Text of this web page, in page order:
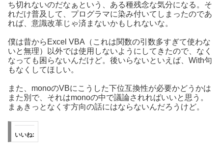
ち切れないのだなぁという、ある種残念な気分になる。そ
れだけ普及して、プログラマに染み付いてしまったのであ
れば、意識改革じゃ済まないかもしれないな。
僕は昔からExcel VBA（これは関数の引数多すぎて使わな
いと無理）以外では使用しないようにしてきたので、なく
なっても困らないんだけど。後いらないといえば、With句
もなくしてほしい。
また、monoのVBにこうした下位互換性が必要かどうかは
また別で、それはmonoの中で議論されればいいと思う。
まぁきっとなくす方向の話にはならないんだろうけど。
いいね: